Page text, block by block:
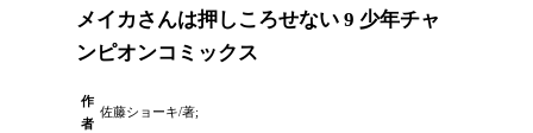
メイカさんは押しころせない 9 少年チャ
ンピオンコミックス
作
者
佐藤ショーキ/著;